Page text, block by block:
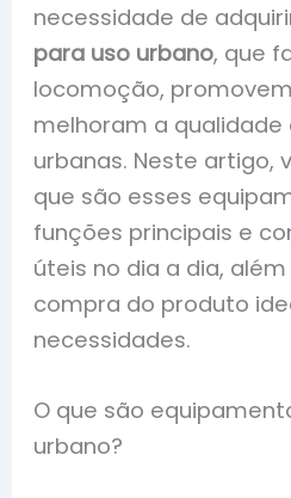
necessidade de
para uso urbano, que
locomoção,
melhoram a qualidade
urbanas. Neste artigo,
que são esses
funções principais e
úteis no dia a dia,
compra do produto
necessidades.
O que são
urbano?